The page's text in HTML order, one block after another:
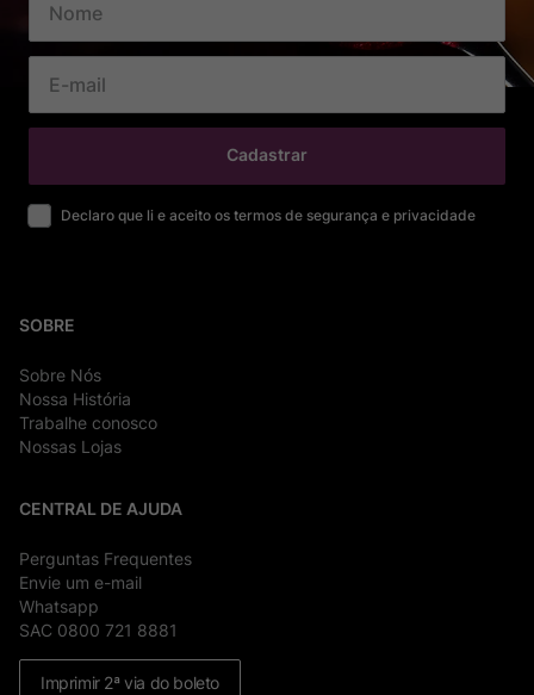
Cadastrar
Declaro que li e aceito os termos de segurança e privacidade
SOBRE
Sobre Nós
Nossa História
Trabalhe conosco
Nossas Lojas
CENTRAL DE AJUDA
Perguntas Frequentes
Envie um e-mail
Whatsapp
SAC 0800 721 8881
Imprimir 2ª via do boleto